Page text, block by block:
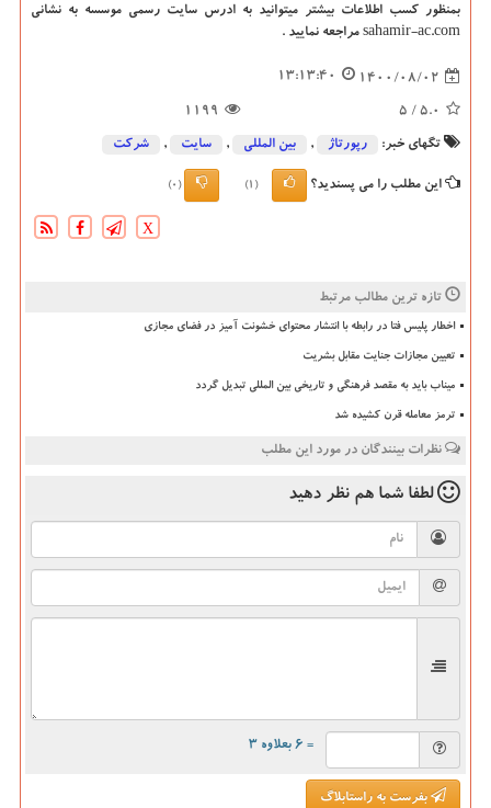
بمنظور کسب اطلاعات بیشتر میتوانید به ادرس سایت رسمی موسسه به نشانی
sahamir-ac.com مراجعه نمایید .
1400/08/02
13:13:40
5.0
/ 5
1199
تگهای خبر: رپورتاژ , بین المللی , سایت , شركت
این مطلب را می پسندید؟ (1)
(0)
X
تازه ترین مطالب مرتبط
اخطار پلیس فتا در رابطه با انتشار محتوای خشونت آمیز در فضای مجازی
تعیین مجازات جنایت مقابل بشریت
میناب باید به مقصد فرهنگی و تاریخی بین المللی تبدیل گردد
ترمز معامله قرن کشیده شد
نظرات بینندگان در مورد این مطلب
لطفا شما هم نظر دهید
= ۶ بعلاوه ۳
بفرست به راستابلاگ